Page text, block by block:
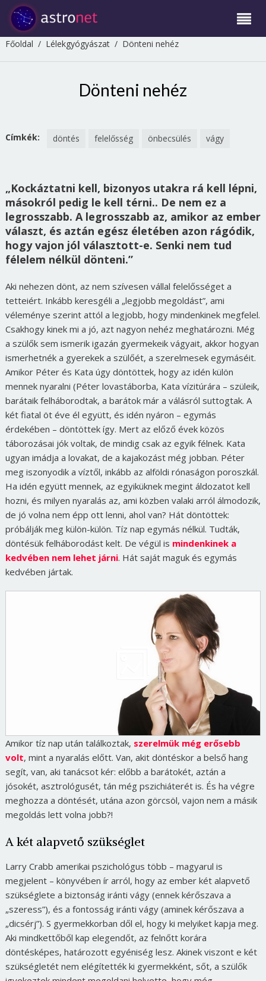
Főoldal / Lélekgyógyászat/ Dönteni nehéz
Dönteni nehéz
Címkék: döntés felelősség önbecsülés vágy
„Kockáztatni kell, bizonyos utakra rá kell lépni,
másokról pedig le kell térni.. De nem ez a
legrosszabb. A legrosszabb az, amikor az ember
választ, és aztán egész életében azon rágódik,
hogy vajon jól választott-e. Senki nem tud
félelem nélkül dönteni.”
Aki nehezen dönt, az nem szívesen vállal felelősséget a
tetteiért. Inkább keresgéli a „legjobb megoldást”, ami
véleménye szerint attól a legjobb, hogy mindenkinek megfelel.
Csakhogy kinek mi a jó, azt nagyon nehéz meghatározni. Még
a szülők sem ismerik igazán gyermekeik vágyait, akkor hogyan
ismerhetnék a gyerekek a szülőét, a szerelmesek egymáséit.
Amikor Péter és Kata úgy döntöttek, hogy az idén külön
mennek nyaralni (Péter lovastáborba, Kata vízitúrára – szüleik,
barátaik felháborodtak, a barátok már a válásról suttogtak. A
két fiatal öt éve él együtt, és idén nyáron – egymás
érdekében – döntöttek így. Mert az előző évek közös
táborozásai jók voltak, de mindig csak az egyik félnek. Kata
ugyan imádja a lovakat, de a kajakozást még jobban. Péter
meg iszonyodik a víztől, inkább az alföldi rónaságon poroszkál.
Ha idén együtt mennek, az egyiküknek megint áldozatot kell
hozni, és milyen nyaralás az, ami közben valaki arról álmodozik,
de jó volna nem épp ott lenni, ahol van? Hát döntöttek:
próbálják meg külön-külön. Tíz nap egymás nélkül. Tudták,
döntésük felháborodást kelt. De végül is mindenkinek a
kedvében nem lehet járni. Hát saját maguk és egymás
kedvében jártak.
Amikor tíz nap után találkoztak, szerelmük még erősebb
volt, mint a nyaralás előtt. Van, akit döntéskor a belső hang
segít, van, aki tanácsot kér: előbb a barátokét, aztán a
jósokét, asztrológusét, tán még pszichiáterét is. És ha végre
meghozza a döntését, utána azon görcsöl, vajon nem a másik
megoldás lett volna jobb?!
A két alapvető szükséglet
Larry Crabb amerikai pszichológus több – magyarul is
megjelent – könyvében ír arról, hogy az ember két alapvető
szükséglete a biztonság iránti vágy (ennek kérőszava a
„szeress”), és a fontosság iránti vágy (aminek kérőszava a
„dicsérj”). S gyermekkorban dől el, hogy ki melyiket kapja meg.
Aki mindkettőből kap elegendőt, az felnőtt korára
döntésképes, határozott egyéniség lesz. Akinek viszont e két
szükségletét nem elégítették ki gyermekként, sőt, a szülők